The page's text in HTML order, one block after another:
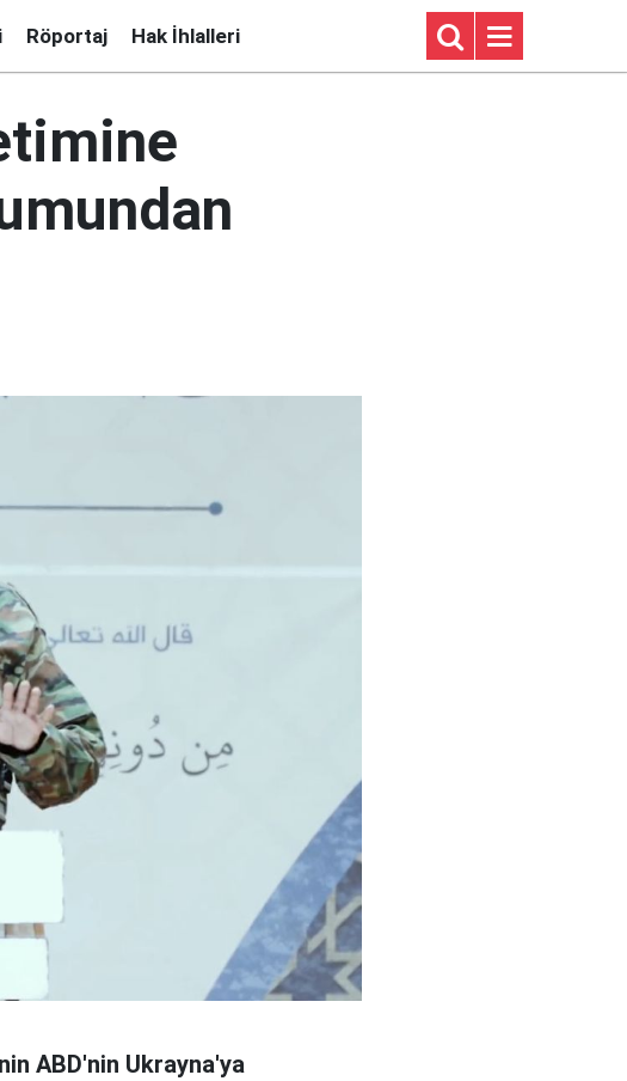
Röportaj Hak İhlalleri
ABD'nin Ukrayna'ya